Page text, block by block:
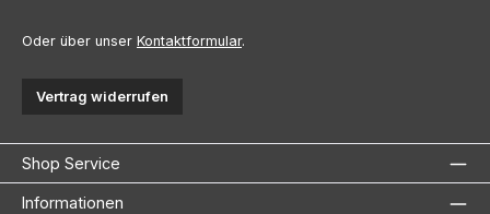
Oder über unser Kontaktformular.
Vertrag widerrufen
Shop Service
Informationen